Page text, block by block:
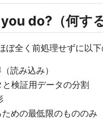
do?（何する
ぼ全く前処理せずに以
読み込み）
検証用データの分割
めの最低限のもののみ